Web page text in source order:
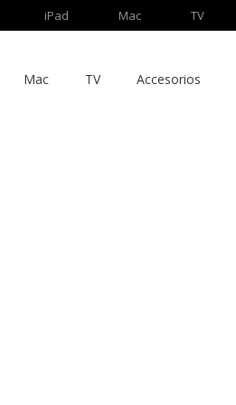
iPad Mac TV
Mac TV Accesorios